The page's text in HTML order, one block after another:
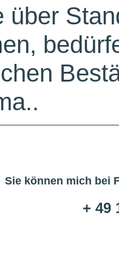
über
Sie können mich bei
+ 49